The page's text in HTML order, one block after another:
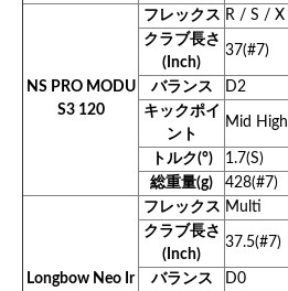
NS PRO MODU
S3 120
フレックス R / S / X
クラブ長さ
(Inch)
37(#7)
バランス
D2
キックポイ
ント
Mid High
トルク(°)
1.7(S)
総重量(g)
428(#7)
Longbow Neo Ir
フレックス Multi
クラブ長さ
(Inch)
37.5(#7)
バランス
D0